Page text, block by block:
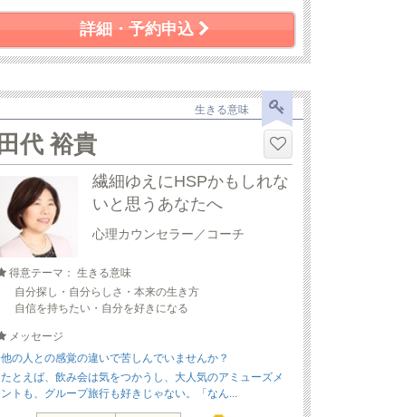
詳細・予約申込
生きる意味
田代 裕貴
繊細ゆえにHSPかもしれな
いと思うあなたへ
心理カウンセラー／コーチ
得意テーマ： 生きる意味
自分探し・自分らしさ・本来の生き方
自信を持ちたい・自分を好きになる
メッセージ
他の人との感覚の違いで苦しんでいませんか？
たとえば、飲み会は気をつかうし、大人気のアミューズメ
ントも、グループ旅行も好きじゃない。「なん...